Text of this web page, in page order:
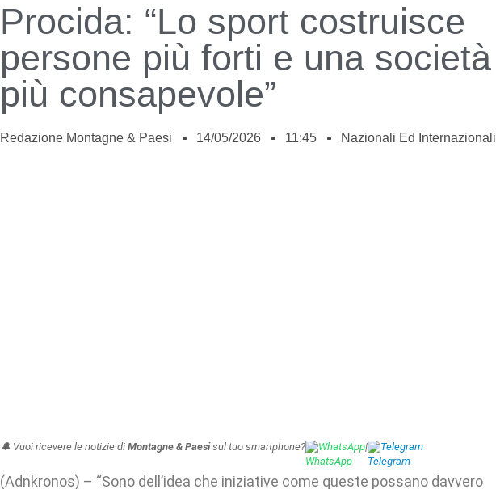
Procida: “Lo sport costruisce
persone più forti e una società
più consapevole”
Redazione Montagne & Paesi 14/05/2026 11:45 Nazionali Ed Internazionali
🔔 Vuoi ricevere le notizie di Montagne & Paesisul tuo smartphone? WhatsApp| Telegram
(Adnkronos) – “Sono dell’idea che iniziative come queste possano davvero